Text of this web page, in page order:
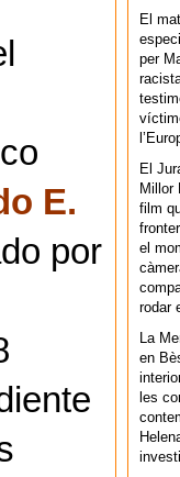
E.
por
El
per
El
Millor
film
el
rodar
La
en
les